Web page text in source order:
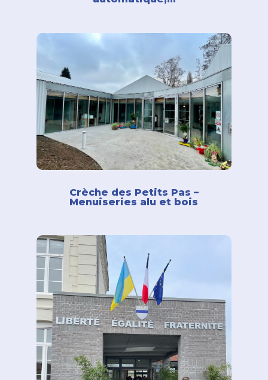
Crèche des Petits Pas –
Menuiseries alu et bois